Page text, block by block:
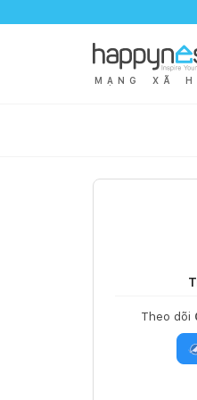
M Ạ N G X Ã H
Theo dõi